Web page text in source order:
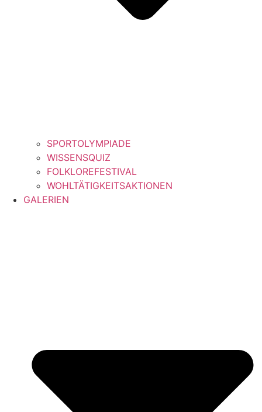
SPORTOLYMPIADE
WISSENSQUIZ
FOLKLOREFESTIVAL
WOHLTÄTIGKEITSAKTIONEN
GALERIEN